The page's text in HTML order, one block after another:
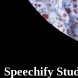
Speechify